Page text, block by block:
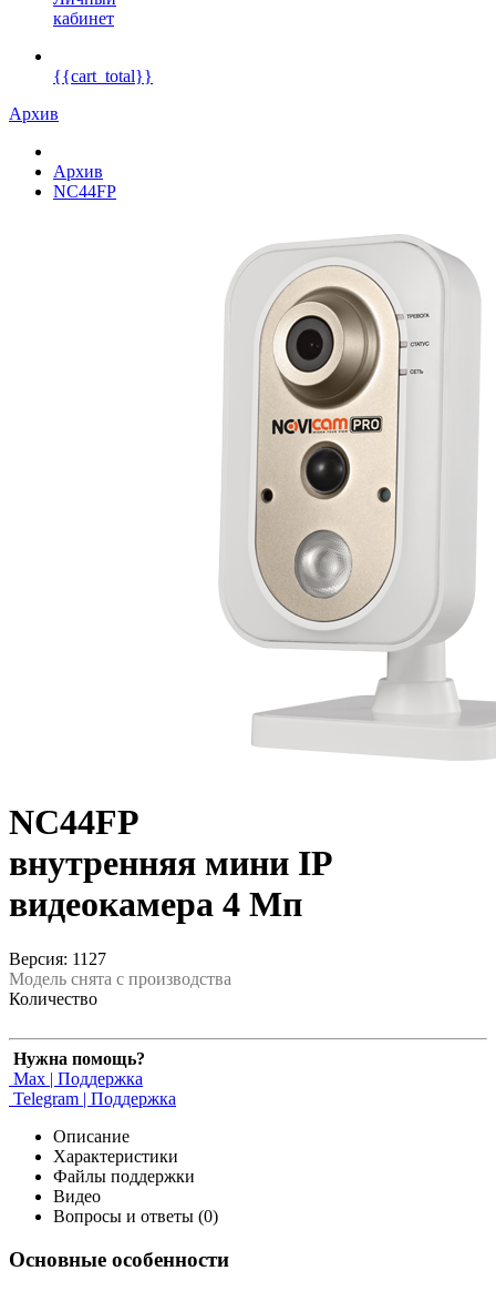
кабинет
{{cart_total}}
Архив
Архив
NC44FP
NC44FP
внутренняя мини IP
видеокамера 4 Мп
Версия: 1127
Модель снята с производства
Количество
Нужна помощь?
Max | Поддержка
Telegram | Поддержка
Описание
Характеристики
Файлы поддержки
Видео
Вопросы и ответы (0)
Основные особенности